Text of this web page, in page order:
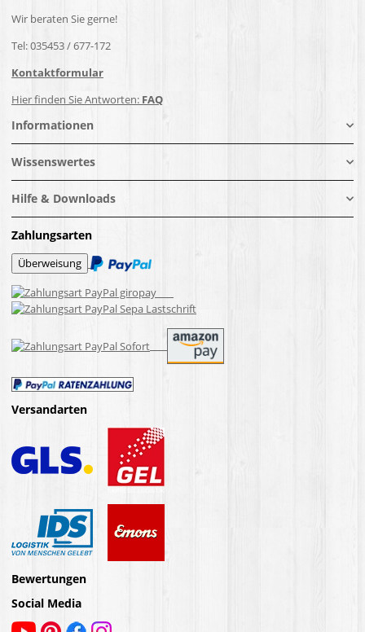
Wir beraten Sie gerne!
Tel: 035453 / 677-172
Kontaktformular
Hier finden Sie Antworten: FAQ
Informationen
Wissenswertes
Hilfe & Downloads
Zahlungsarten
Versandarten
Bewertungen
Social Media